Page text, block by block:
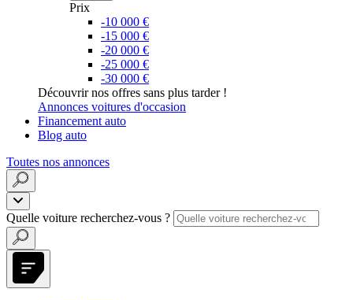
Prix
-10 000 €
-15 000 €
-20 000 €
-25 000 €
-30 000 €
Découvrir nos offres sans plus tarder !
Annonces voitures d'occasion
Financement auto
Blog auto
Toutes nos annonces
Quelle voiture recherchez-vous ?